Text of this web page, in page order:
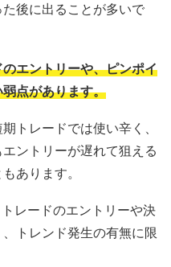
後に出ることが多いで
エントリーや、ピンポイ
点があります。
トレードでは使い辛く、
ントリーが遅れて狙える
あります。
レードのエントリーや決
トレンド発生の有無に限